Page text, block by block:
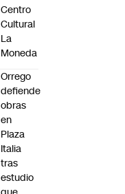
Centro
Cultural
La
Moneda
Orrego
defiende
obras
en
Plaza
Italia
tras
estudio